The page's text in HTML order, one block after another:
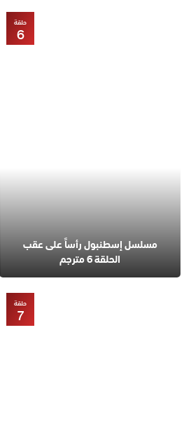
مسلسل إسطنبول رأساً على عقب
الحلقة 6 مترجم
حلقة
6
حلقة
7